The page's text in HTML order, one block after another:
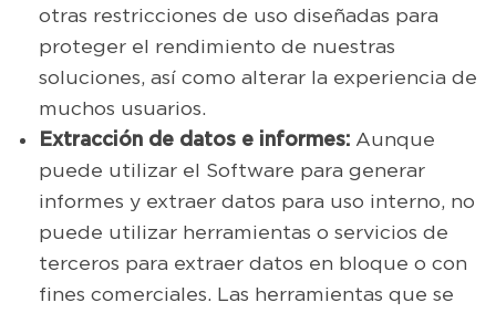
otras restricciones de uso diseñadas para
proteger el rendimiento de nuestras
soluciones, así como alterar la experiencia de
muchos usuarios.
Extracción de datos e informes: Aunque
puede utilizar el Software para generar
informes y extraer datos para uso interno, no
puede utilizar herramientas o servicios de
terceros para extraer datos en bloque o con
fines comerciales. Las herramientas que se